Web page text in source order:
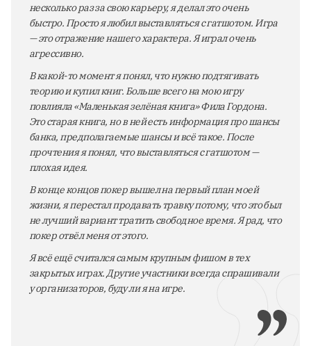
несколько раз за свою карьеру, я делал это очень
быстро. Просто я любил выставляться с гатшотом. Игра
— это отражение нашего характера. Я играл очень
агрессивно.
В какой-то момент я понял, что нужно подтягивать
теорию и купил книг. Больше всего на мою игру
повлияла «Маленькая зелёная книга» Фила Гордона.
Это старая книга, но в ней есть информация про шансы
банка, предполагаемые шансы и всё такое. После
прочтения я понял, что выставляться с гатшотом —
плохая идея.
В конце концов покер вышел на первый план моей
жизни, я перестал продавать травку потому, что это был
не лучший вариант тратить свободное время. Я рад, что
покер отвёл меня от этого.
Я всё ещё считался самым крупным фишом в тех
закрытых играх. Другие участники всегда спрашивали
у организаторов, буду ли я на игре.